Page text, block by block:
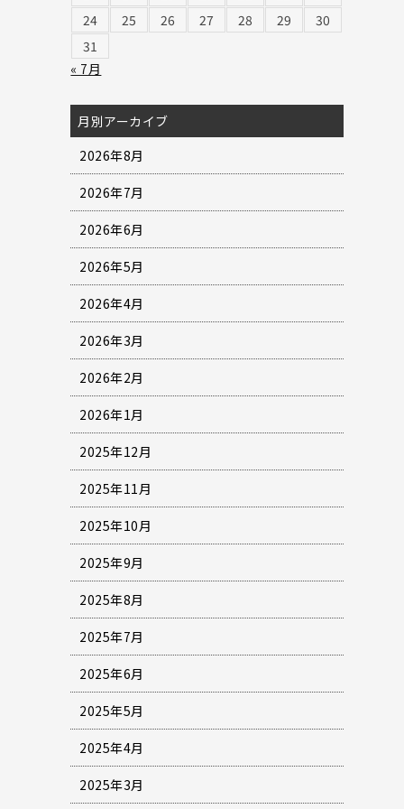
24
25 26 27 28 29
30
31
« 7月
月別アーカイブ
2026年8月
2026年7月
2026年6月
2026年5月
2026年4月
2026年3月
2026年2月
2026年1月
2025年12月
2025年11月
2025年10月
2025年9月
2025年8月
2025年7月
2025年6月
2025年5月
2025年4月
2025年3月